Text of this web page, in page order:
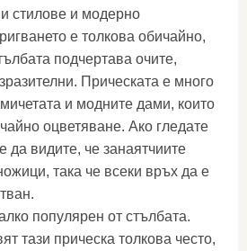
стилове и модерно
е толкова обичайно,
подчертава очите,
Прическата е много
и модните дами, които
оцветяване. Ако гледате
да видите, че занаятчиите
така че всеки връх да е
популярен от стълбата.
тази прическа толкова често,